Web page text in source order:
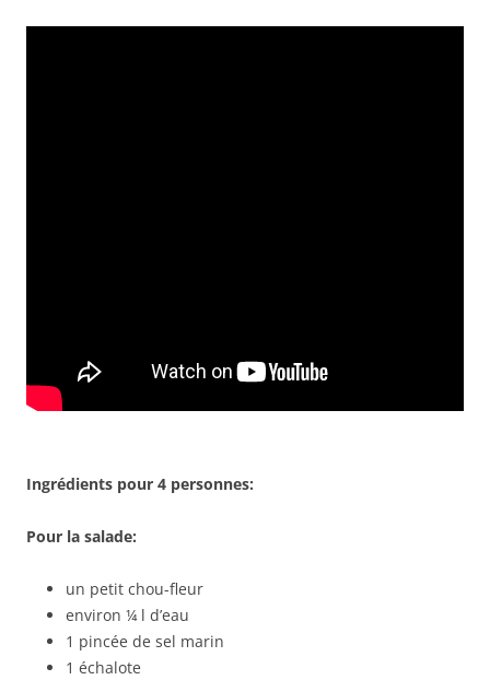
Ingrédients pour 4 personnes:
Pour la salade:
un petit chou-fleur
environ ¼ l d’eau
1 pincée de sel marin
1 échalote